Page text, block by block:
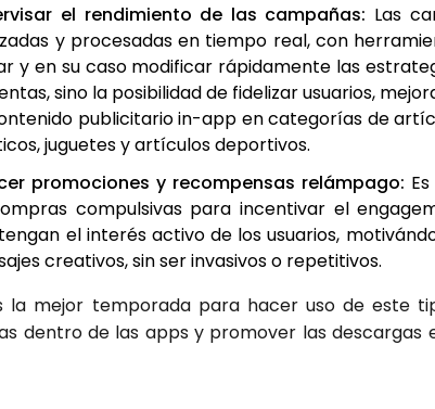
el ren­di­mien­to de las cam­pa­ñas: Las
y pro­ce­sa­das en tiem­po real, con
y en su caso modi­fi­car rápi­da­men­te las
sino la posi­bi­li­dad de fide­li­zar usua­rios,
publi­ci­ta­rio in-app en cate­go­rías de
jugue­tes y artícu­los depor­ti­vos.
pro­mo­cio­nes y recom­pen­sas relám­pa­go:
com­pul­si­vas para incen­ti­var el
el inte­rés acti­vo de los usua­rios,
crea­ti­vos, sin ser inva­si­vos o repe­ti­ti­vos.
la mejor tem­po­ra­da para hacer uso de este
den­tro de las apps y pro­mo­ver las